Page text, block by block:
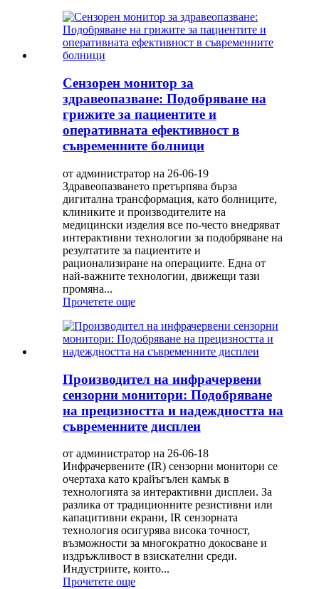
Сензорен монитор за
здравеопазване: Подобряване на
грижите за пациентите и
оперативната ефективност в
съвременните болници
от администратор на 26-06-19
Здравеопазването претърпява бърза
дигитална трансформация, като болниците,
клиниките и производителите на
медицински изделия все по-често внедряват
интерактивни технологии за подобряване на
резултатите за пациентите и
рационализиране на операциите. Една от
най-важните технологии, движещи тази
промяна...
Прочетете още
Производител на инфрачервени
сензорни монитори: Подобряване
на прецизността и надеждността на
съвременните дисплеи
от администратор на 26-06-18
Инфрачервените (IR) сензорни монитори се
очертаха като крайъгълен камък в
технологията за интерактивни дисплеи. За
разлика от традиционните резистивни или
капацитивни екрани, IR сензорната
технология осигурява висока точност,
възможности за многократно докосване и
издръжливост в взискателни среди.
Индустриите, които...
Прочетете още